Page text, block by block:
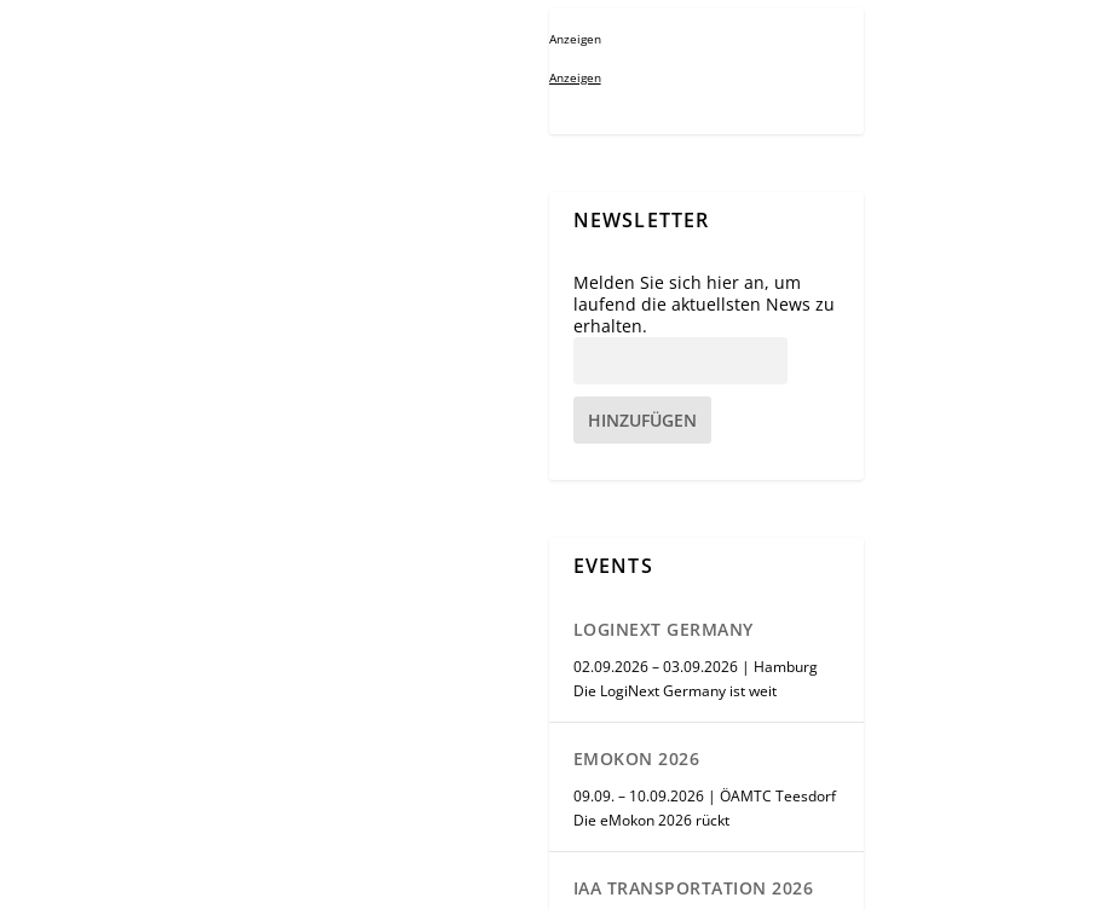
Anzeigen
Anzeigen
NEWSLETTER
Melden Sie sich hier an, um
laufend die aktuellsten News zu
erhalten.
HINZUFÜGEN
EVENTS
LOGINEXT GERMANY
02.09.2026 – 03.09.2026 | Hamburg
Die LogiNext Germany ist weit
EMOKON 2026
09.09. – 10.09.2026 | ÖAMTC Teesdorf
Die eMokon 2026 rückt
IAA TRANSPORTATION 2026